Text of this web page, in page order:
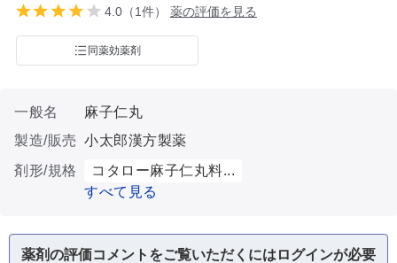
4.0（1件） 薬の評価を見る
同薬効薬剤
一般名
麻子仁丸
製造/販売 小太郎漢方製薬
剤形/規格
コタロー麻子仁丸料...
すべて見る
薬剤の評価コメントをご覧いただくにはログインが必要